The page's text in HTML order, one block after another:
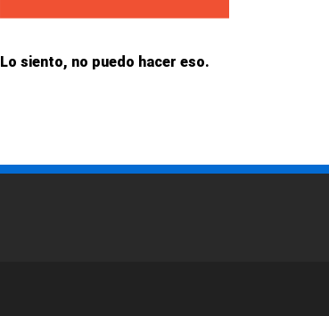
Lo siento, no puedo hacer eso.